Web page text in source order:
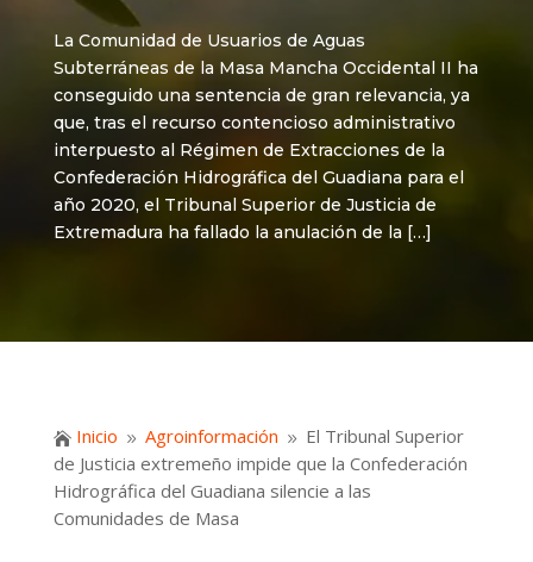
La Comunidad de Usuarios de Aguas
Subterráneas de la Masa Mancha Occidental II ha
conseguido una sentencia de gran relevancia, ya
que, tras el recurso contencioso administrativo
interpuesto al Régimen de Extracciones de la
Confederación Hidrográfica del Guadiana para el
año 2020, el Tribunal Superior de Justicia de
Extremadura ha fallado la anulación de la […]
 Inicio 9 Agroinformación 9 El Tribunal Superior
de Justicia extremeño impide que la Confederación
Hidrográfica del Guadiana silencie a las
Comunidades de Masa